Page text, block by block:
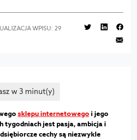
WPISU: 29
sklepu internetowegoi jego
tygodniach jest pasja, ambicja i
cechy są niezwykle